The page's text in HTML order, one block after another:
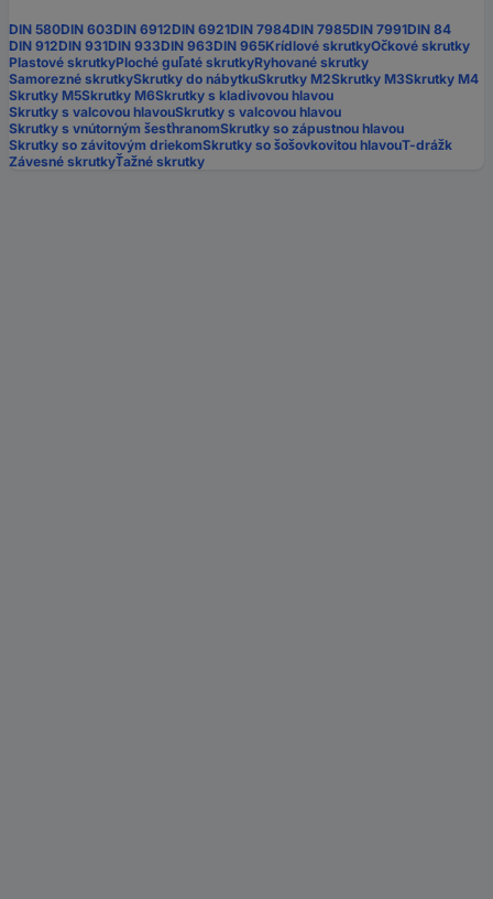
DIN 580DIN 603DIN 6912DIN 6921DIN 7984DIN 7985DIN 7991DIN 84
DIN 912DIN 931DIN 933DIN 963DIN 965Krídlové skrutkyOčkové skrutky
Plastové skrutkyPloché guľaté skrutkyRyhované skrutky
Samorezné skrutkySkrutky do nábytkuSkrutky M2Skrutky M3Skrutky M4
Skrutky M5Skrutky M6Skrutky s kladivovou hlavou
Skrutky s valcovou hlavouSkrutky s valcovou hlavou
Skrutky s vnútorným šesťhranomSkrutky so zápustnou hlavou
Skrutky so závitovým driekomSkrutky so šošovkovitou hlavouT-drážk
Závesné skrutkyŤažné skrutky